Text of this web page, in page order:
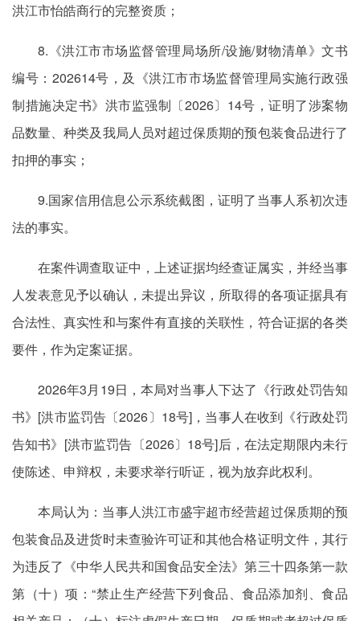
洪江市怡皓商行的完整资质；
8.《洪江市市场监督管理局场所/设施/财物清单》文书
编号：202614号，及《洪江市市场监督管理局实施行政强
制措施决定书》洪市监强制〔2026〕14号，证明了涉案物
品数量、种类及我局人员对超过保质期的预包装食品进行了
扣押的事实；
9.国家信用信息公示系统截图，证明了当事人系初次违
法的事实。
在案件调查取证中，上述证据均经查证属实，并经当事
人发表意见予以确认，未提出异议，所取得的各项证据具有
合法性、真实性和与案件有直接的关联性，符合证据的各类
要件，作为定案证据。
2026年3月19日，本局对当事人下达了《行政处罚告知
书》[洪市监罚告〔2026〕18号]，当事人在收到《行政处罚
告知书》[洪市监罚告〔2026〕18号]后，在法定期限内未行
使陈述、申辩权，未要求举行听证，视为放弃此权利。
本局认为：当事人洪江市盛宇超市经营超过保质期的预
包装食品及进货时未查验许可证和其他合格证明文件，其行
为违反了《中华人民共和国食品安全法》第三十四条第一款
第（十）项：“禁止生产经营下列食品、食品添加剂、食品